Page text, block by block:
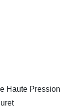
Haute Pression